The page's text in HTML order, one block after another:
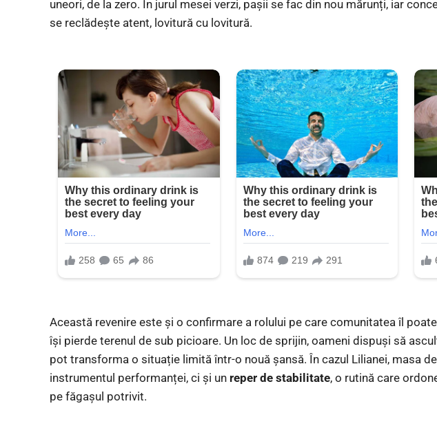
uneori, de la zero. În jurul mesei verzi, pașii se fac din nou mărunți, iar
se reclădește atent, lovitură cu lovitură.
Această revenire este și o confirmare a rolului pe care comunitatea îl
își pierde terenul de sub picioare. Un loc de sprijin, oameni dispuși să
pot transforma o situație limită într-o nouă șansă. În cazul Lilianei, masa
instrumentul performanței, ci și un reper de stabilitate, o rutină care
pe făgașul potrivit.